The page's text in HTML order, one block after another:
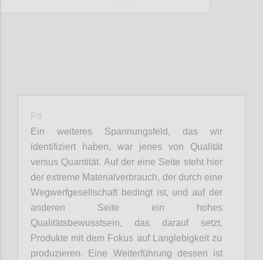
P8
Ein weiteres Spannungsfeld,
das wir
identifiziert haben, war jenes von Qualität
versus Quantität. Auf der eine Seite steht hier
der extreme Materialverbrauch, der durch eine
Wegwerfgesellschaft bedingt ist, und auf der
anderen Seite ein hohes
Qualitätsbewusstsein, das darauf setzt,
Produkte mit dem Fokus auf Langlebigkeit zu
produzieren.
Eine Weiterführung dessen ist